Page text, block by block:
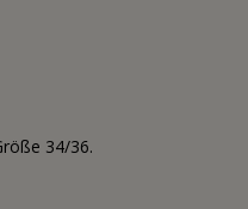
34/36.